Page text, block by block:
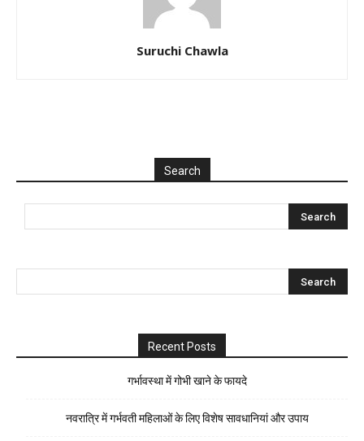
Suruchi Chawla
Search
Recent Posts
गर्भावस्था में गोभी खाने के फायदे
नवरात्रि में गर्भवती महिलाओं के लिए विशेष सावधानियां और उपाय